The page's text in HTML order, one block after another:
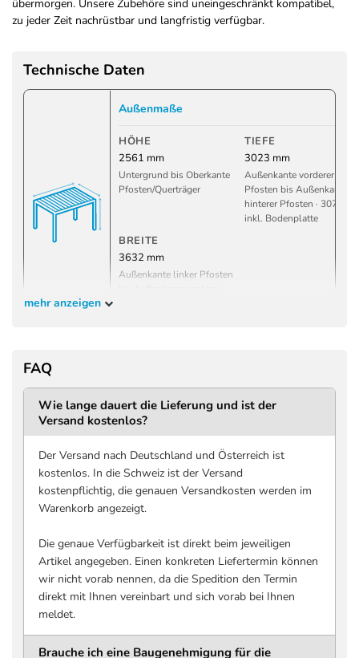
übermorgen. Unsere Zubehöre sind uneingeschränkt kompatibel,
zu jeder Zeit nachrüstbar und langfristig verfügbar.
Technische Daten
Außenmaße
HÖHE
2561 mm
Untergrund bis Oberkante
Pfosten/Querträger
TIEFE
3023 mm
Außenkante vorderer
Pfosten bis Außenkante
hinterer Pfosten · 3075
inkl. Bodenplatte
BREITE
3632 mm
Außenkante linker Pfosten
DURCHGANGSHÖHE
2366 mm
Untergrund bis Unterkante
Trägerkonstruktion
2790 mm
Pfosten, entlang
Lamellenlänge
DURCHGANGSBREITE
3400 mm
Innenkante bis Innenkante
Pfosten
MATERIAL
Pulverbeschichtet
QUERSCHNITT
mehr anzeigen
FAQ
Wie lange dauert die Lieferung und ist der
Versand kostenlos?
Der Versand nach Deutschland und Österreich ist
kostenlos. In die Schweiz ist der Versand
kostenpflichtig, die genauen Versandkosten werden im
Warenkorb angezeigt.
Die genaue Verfügbarkeit ist direkt beim jeweiligen
Artikel angegeben. Einen konkreten Liefertermin können
wir nicht vorab nennen, da die Spedition den Termin
direkt mit Ihnen vereinbart und sich vorab bei Ihnen
meldet.
Brauche ich eine Baugenehmigung für die